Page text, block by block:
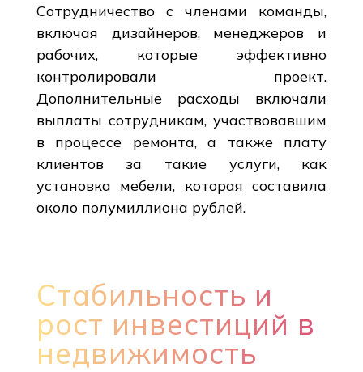
Сотрудничество с членами команды,
включая дизайнеров, менеджеров и
рабочих, которые эффективно
контролировали проект.
Дополнительные расходы включали
выплаты сотрудникам, участвовавшим
в процессе ремонта, а также плату
клиентов за такие услуги, как
установка мебели, которая составила
около полумиллиона рублей.
Стабильность и
рост инвестиций в
недвижимость